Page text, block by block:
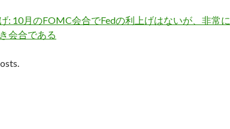
: 10月のFOMC会合でFedの利上げはないが、非常に
会合である